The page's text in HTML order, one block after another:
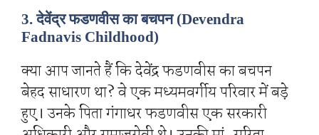
3. देवेंद्र फडणवीस का बचपन (Devendra
Fadnavis Childhood)
क्या आप जानते हैं कि देवेंद्र फडणवीस का बचपन
बेहद साधारण था? वे एक मध्यमवर्गीय परिवार में बड़े
हुए। उनके पिता गंगाधर फडणवीस एक सरकारी